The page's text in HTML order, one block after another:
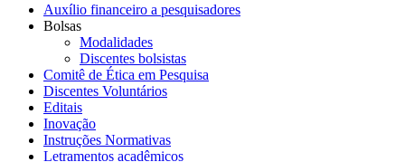
Auxílio financeiro a pesquisadores
Bolsas
Modalidades
Discentes bolsistas
Comitê de Ética em Pesquisa
Discentes Voluntários
Editais
Inovação
Instruções Normativas
Letramentos acadêmicos